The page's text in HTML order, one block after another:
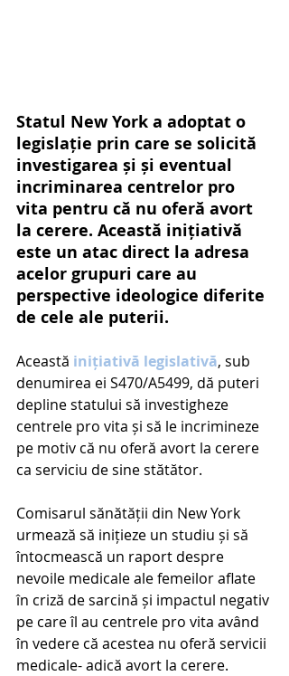
Statul New York a adoptat o
legislație prin care se solicită
investigarea și și eventual
incriminarea centrelor pro
vita pentru că nu oferă avort
la cerere. Această inițiativă
este un atac direct la adresa
acelor grupuri care au
perspective ideologice diferite
de cele ale puterii.
Această inițiativă legislativă, sub
denumirea ei S470/A5499, dă puteri
depline statului să investigheze
centrele pro vita și să le incrimineze
pe motiv că nu oferă avort la cerere
ca serviciu de sine stătător.
Comisarul sănătății din New York
urmează să inițieze un studiu și să
întocmească un raport despre
nevoile medicale ale femeilor aflate
în criză de sarcină și impactul negativ
pe care îl au centrele pro vita având
în vedere că acestea nu oferă servicii
medicale- adică avort la cerere.